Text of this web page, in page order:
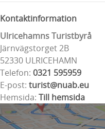
Kontaktinformation
Ulricehamns Turistbyrå
Järnvägstorget 2B
52330 ULRICEHAMN
Telefon: 0321 595959
E-post: turist@nuab.eu
Hemsida: Till hemsida